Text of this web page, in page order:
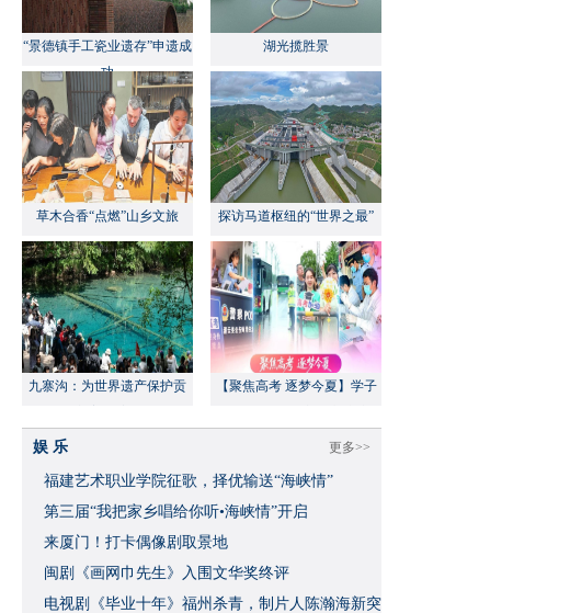
“景德镇手工瓷业遗存”申遗成
功
湖光揽胜景
草木合香“点燃”山乡文旅 探访马道枢纽的“世界之最”
九寨沟：为世界遗产保护贡
【聚焦高考 逐梦今夏】学子
更多>>
娱 乐
福建艺术职业学院征歌，择优输送“海峡情”
​第三届“我把家乡唱给你听•海峡情”开启
来厦门！打卡偶像剧取景地
闽剧《画网巾先生》入围文华奖终评
​电视剧《毕业十年》福州杀青，制片人陈瀚海新突